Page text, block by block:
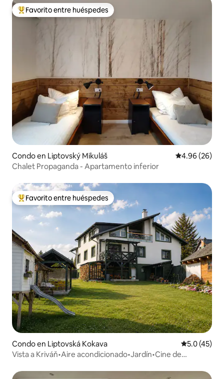
Favorito entre huéspedes preferido
Favorito entre huéspedes
Condo en Liptovský Mikuláš Calificación
4.96 (26)
Chalet Propaganda - Apartamento inferior
Favorito entre huéspedes preferido
Favorito entre huéspedes
Condo en Liptovská Kokava Calificación
5.0 (45)
Vista a Kriváň•Aire acondicionado•Jardín•Cine de